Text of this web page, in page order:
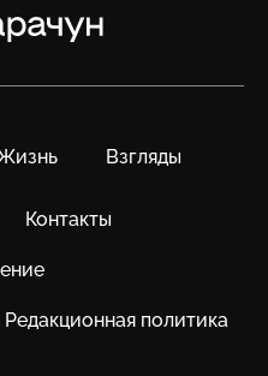
Взгляды
Контакты
Редакционная политика